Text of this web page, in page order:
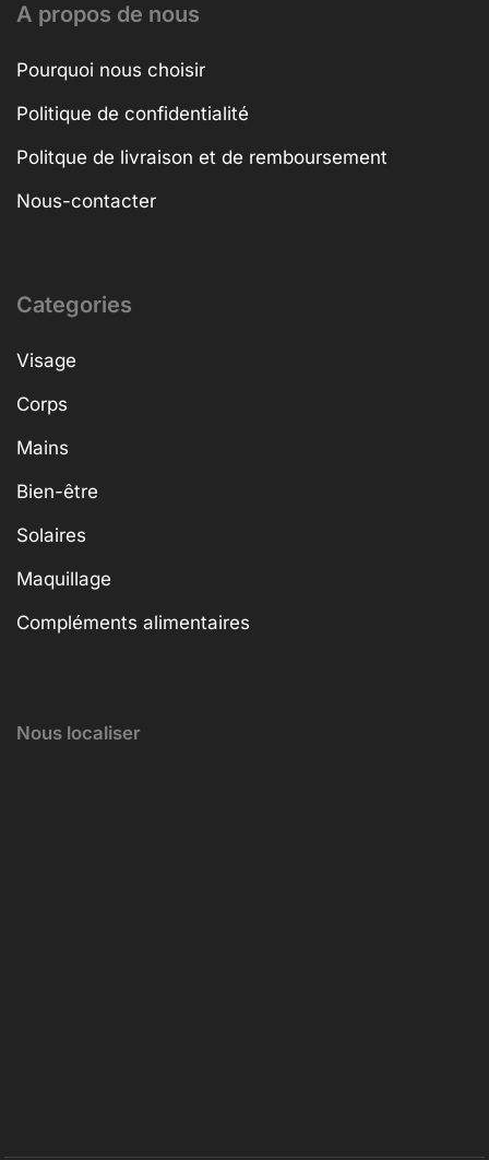
A propos de nous
Pourquoi nous choisir
Politique de confidentialité
Politque de livraison et de remboursement
Nous-contacter
Categories
Visage
Corps
Mains
Bien-être
Solaires
Maquillage
Compléments alimentaires
Nous localiser